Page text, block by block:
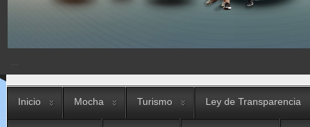
Inicio Mocha Turismo Ley de Transparencia